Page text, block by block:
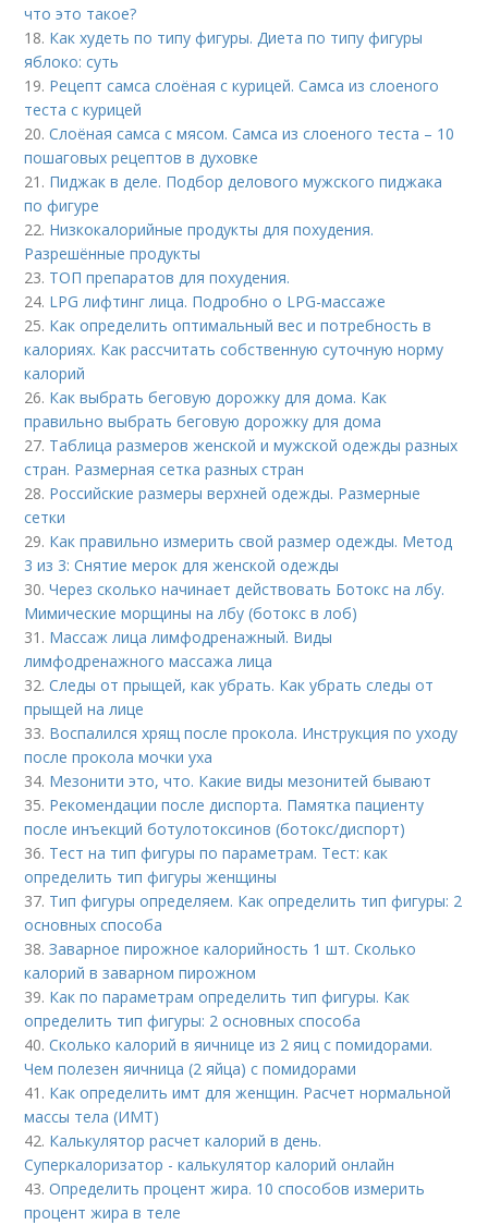
что это такое?
18. Как худеть по типу фигуры. Диета по типу фигуры
яблоко: суть
19. Рецепт самса слоёная с курицей. Самса из слоеного
теста с курицей
20.Слоёная самса с мясом. Самса из слоеного теста – 10
пошаговых рецептов в духовке
21. Пиджак в деле. Подбор делового мужского пиджака
по фигуре
22. Низкокалорийные продукты для похудения.
Разрешённые продукты
23. ТОП препаратов для похудения.
24. LPG лифтинг лица. Подробно о LPG-массаже
25. Как определить оптимальный вес и потребность в
калориях. Как рассчитать собственную суточную норму
калорий
26. Как выбрать беговую дорожку для дома. Как
правильно выбрать беговую дорожку для дома
27. Таблица размеров женской и мужской одежды разных
стран. Размерная сетка разных стран
28. Российские размеры верхней одежды. Размерные
сетки
29. Как правильно измерить свой размер одежды. Метод
3 из 3: Снятие мерок для женской одежды
30.Через сколько начинает действовать Ботокс на лбу.
Мимические морщины на лбу (ботокс в лоб)
31. Массаж лица лимфодренажный. Виды
лимфодренажного массажа лица
32.Следы от прыщей, как убрать. Как убрать следы от
прыщей на лице
33. Воспалился хрящ после прокола. Инструкция по уходу
после прокола мочки уха
34. Мезонити это, что. Какие виды мезонитей бывают
35. Рекомендации после диспорта. Памятка пациенту
после инъекций ботулотоксинов (ботокс/диспорт)
36. Тест на тип фигуры по параметрам. Тест: как
определить тип фигуры женщины
37. Тип фигуры определяем. Как определить тип фигуры: 2
основных способа
38.Заварное пирожное калорийность 1 шт. Сколько
калорий в заварном пирожном
39. Как по параметрам определить тип фигуры. Как
определить тип фигуры: 2 основных способа
40.Сколько калорий в яичнице из 2 яиц с помидорами.
Чем полезен яичница (2 яйца) с помидорами
41. Как определить имт для женщин. Расчет нормальной
массы тела (ИМТ)
42. Калькулятор расчет калорий в день.
Суперкалоризатор - калькулятор калорий онлайн
43.Определить процент жира. 10 способов измерить
процент жира в теле